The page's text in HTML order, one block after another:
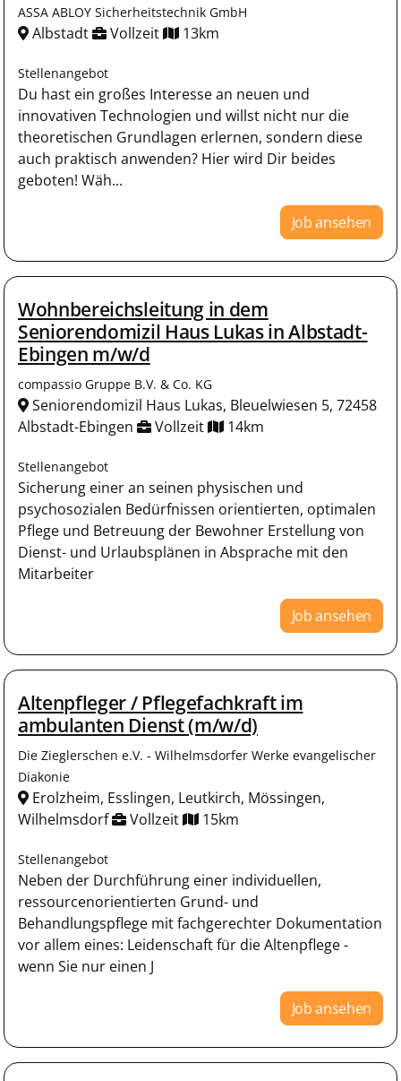
ASSA ABLOY Sicherheitstechnik GmbH
Albstadt Vollzeit 13km
Stellenangebot
Du hast ein großes Interesse an neuen und
innovativen Technologien und willst nicht nur die
theoretischen Grundlagen erlernen, sondern diese
auch praktisch anwenden? Hier wird Dir beides
geboten! Wäh...
Job ansehen
Wohnbereichsleitung in dem
Seniorendomizil Haus Lukas in Albstadt-
Ebingen m/w/d
compassio Gruppe B.V. & Co. KG
Seniorendomizil Haus Lukas, Bleuelwiesen 5, 72458
Albstadt-Ebingen
Vollzeit 14km
Stellenangebot
Sicherung einer an seinen physischen und
psychosozialen Bedürfnissen orientierten, optimalen
Pflege und Betreuung der Bewohner Erstellung von
Dienst- und Urlaubsplänen in Absprache mit den
Mitarbeiter
Job ansehen
Altenpfleger / Pflegefachkraft im
ambulanten Dienst (m/w/d)
Die Zieglerschen e.V. - Wilhelmsdorfer Werke evangelischer
Diakonie
Erolzheim, Esslingen, Leutkirch, Mössingen,
Wilhelmsdorf
Vollzeit 15km
Stellenangebot
Neben der Durchführung einer individuellen,
ressourcenorientierten Grund- und
Behandlungspflege mit fachgerechter Dokumentation
vor allem eines: Leidenschaft für die Altenpflege -
wenn Sie nur einen J
Job ansehen